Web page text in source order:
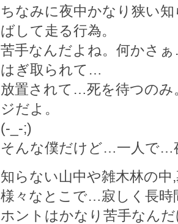
ちなみに夜中かなり狭い
ばして走る行為。
苦手なんだよね。何かさ
はぎ取られて…
放置されて…死を待つのみ
ジだよ。
(-_-;)
そんな僕だけど…一人で…
知らない山中や雑木林の
様々なとこで…寂しく長時
ホントはかなり苦手なん